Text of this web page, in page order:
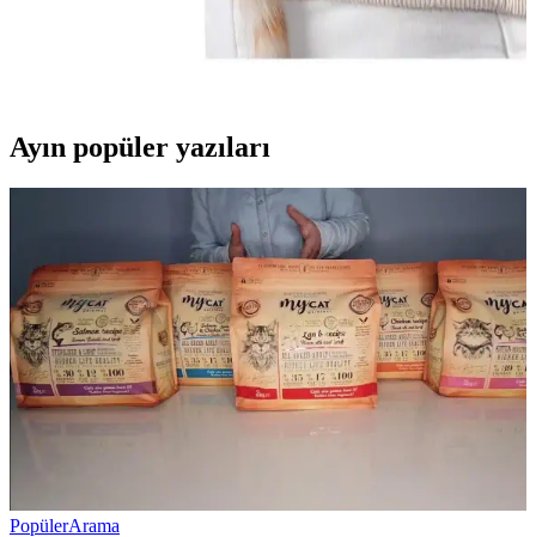
Kedi ana kucağı çantaları, kedilerin güvenli ve konforlu taşınması
için hafif, dayanıklı ve hava geçirgen malzemelerle tasarlanmış
ürünlerdir. Bu çantalar, seyahatlerde ve veteriner ziyaretlerinde
Ayın popüler yazıları
PopülerArama